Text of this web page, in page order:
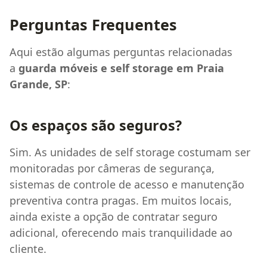
Perguntas Frequentes
Aqui estão algumas perguntas relacionadas
a guarda móveis e self storage em Praia
Grande, SP:
Os espaços são seguros?
Sim. As unidades de self storage costumam ser
monitoradas por câmeras de segurança,
sistemas de controle de acesso e manutenção
preventiva contra pragas. Em muitos locais,
ainda existe a opção de contratar seguro
adicional, oferecendo mais tranquilidade ao
cliente.